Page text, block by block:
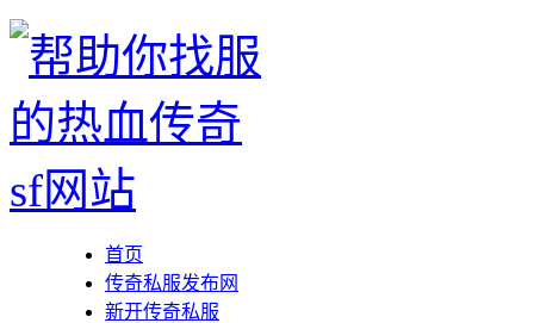
首页
传奇私服发布网
新开传奇私服